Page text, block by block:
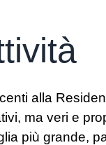
alla
ma veri e
più grande,